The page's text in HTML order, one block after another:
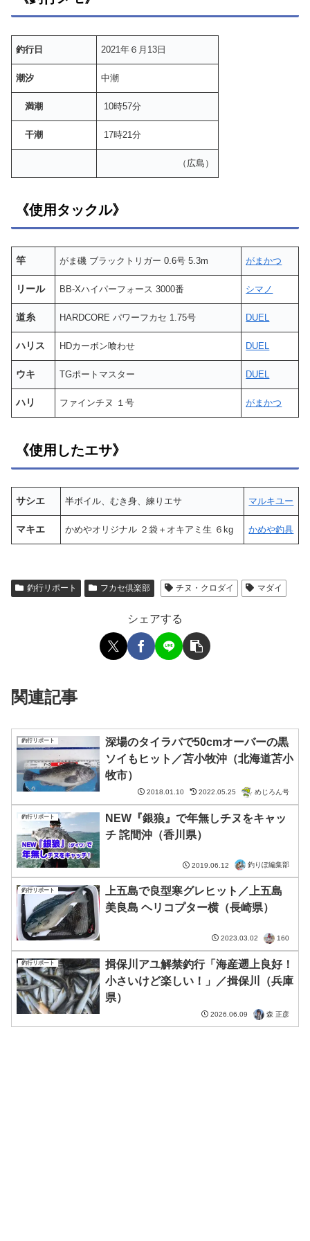
釣行日 2021年６月13日
潮汐 中潮
満潮 10時57分
干潮 17時21分
（広島）
《使用タックル》
竿 がま磯 ブラックトリガー 0.6号 5.3m がまかつ
リール BB-Xハイパーフォース 3000番 シマノ
道糸 HARDCORE パワーフカセ 1.75号 DUEL
ハリス HDカーボン喰わせ DUEL
ウキ TGポートマスター DUEL
ハリ ファインチヌ １号 がまかつ
《使用したエサ》
サシエ 半ボイル、むき身、練りエサ マルキユー
マキエ かめやオリジナル ２袋＋オキアミ生 ６kg かめや釣具
釣行リポート フカセ倶楽部 チヌ・クロダイ マダイ
シェアする
関連記事
釣行リポート
深場のタイラバで50cmオーバーの黒
ソイもヒット／苫小牧沖（北海道苫小
牧市）
2018.01.10 2022.05.25 めじろん号
釣行リポート
NEW『銀狼』で年無しチヌをキャッ
チ 詫間沖（香川県）
2019.06.12 釣りぽ編集部
釣行リポート
上五島で良型寒グレヒット／上五島
美良島 ヘリコプター横（長崎県）
2023.03.02 160
釣行リポート
揖保川アユ解禁釣行「海産遡上良好！
小さいけど楽しい！」／揖保川（兵庫
県）
2026.06.09 森 正彦